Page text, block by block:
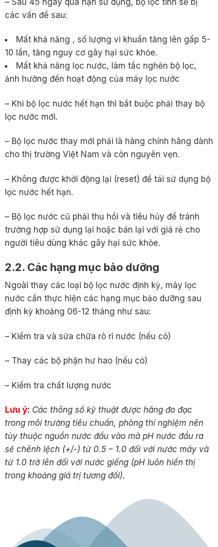
các vấn đề sau:
Mất khả năng , số lượng vi khuẩn tăng lên gấp 5-
10 lần, tăng nguy cơ gây hại sức khỏe.
Mất khả năng lọc nước, làm tắc nghẽn bộ lọc,
ảnh hưởng đến hoạt động của máy lọc nước
– Khi bộ lọc nước hết hạn thì bắt buộc phải thay bộ
lọc nước mới.
– Bộ lọc nước thay mới phải là hàng chính hãng dành
cho thị trường Việt Nam và còn nguyên vẹn.
– Không được khởi động lại (reset) để tái sử dụng bộ
lọc nước hết hạn.
– Bộ lọc nước cũ phải thu hồi và tiêu hủy để tránh
trường hợp sử dụng lại hoặc bán lại với giá rẻ cho
người tiêu dùng khác gây hại sức khỏe.
2.2. Các hạng mục bảo dưỡng
Ngoài thay các loại bộ lọc nước định kỳ, máy lọc
nước cần thực hiện các hạng mục bảo dưỡng sau
định kỳ khoảng 06-12 tháng như sau:
– Kiểm tra và sửa chữa rò rỉ nước (nếu có)
– Thay các bộ phận hư hao (nếu có)
– Kiểm tra chất lượng nước
Lưu ý: Các thông số kỹ thuật được hãng đo đạc
trong môi trường tiêu chuẩn, phòng thí nghiệm nên
tùy thuộc nguồn nước đầu vào mà pH nước đầu ra
sẽ chênh lệch (+/-) từ 0.5 – 1.0 đối với nước máy và
từ 1.0 trở lên đối với nước giếng (pH luôn hiển thị
trong khoảng giá trị tương đối).